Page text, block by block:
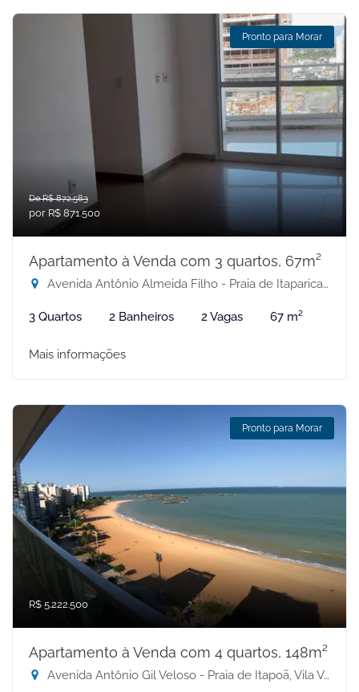
Pronto para Morar
De R$ 872.583
por R$ 871.500
Apartamento à Venda com 3 quartos, 67m²
Avenida Antônio Almeida Filho - Praia de Itaparica, Vila Velha-ES
3 Quartos 2 Banheiros 2 Vagas 67 m²
Mais informações
Pronto para Morar
R$ 5.222.500
Apartamento à Venda com 4 quartos, 148m²
Avenida Antônio Gil Veloso - Praia de Itapoã, Vila Velha-ES